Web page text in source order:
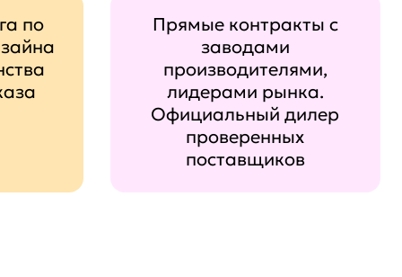
по
Прямые контракты с
заводами
производителями,
лидерами рынка.
Официальный дилер
проверенных
поставщиков